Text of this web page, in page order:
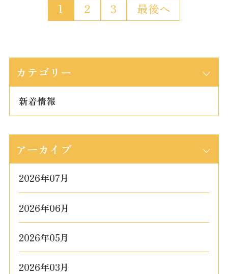
1 2 3 最後へ
カテゴリー
新着情報
アーカイブ
2026年07月
2026年06月
2026年05月
2026年03月